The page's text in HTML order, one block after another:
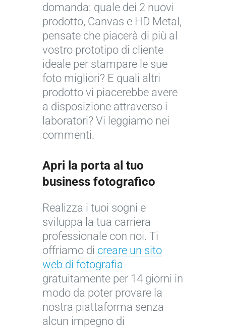
domanda: quale dei 2 nuovi
prodotto, Canvas e HD Metal,
pensate che piacerà di più al
vostro prototipo di cliente
ideale per stampare le sue
foto migliori? E quali altri
prodotto vi piacerebbe avere
a disposizione attraverso i
laboratori? Vi leggiamo nei
commenti.
Apri la porta al tuo
business fotografico
Realizza i tuoi sogni e
sviluppa la tua carriera
professionale con noi. Ti
offriamo di creare un sito
web di fotografia
gratuitamente per 14 giorni in
modo da poter provare la
nostra piattaforma senza
alcun impegno di
i
z
i
o
f
o
t
o
g
c
p
r
e
m
a
t
r
i
m
a
n
u
o
v
a
A
r
c
n
a
g
u
i
d
a
p
r
a
t
a
V
e
r
ó
n
i
c
a
A
r
a
e
f
a
g
i
à
p
a
r
L
'
A
I
a
p
c
a
a
a
l
l
f
o
t